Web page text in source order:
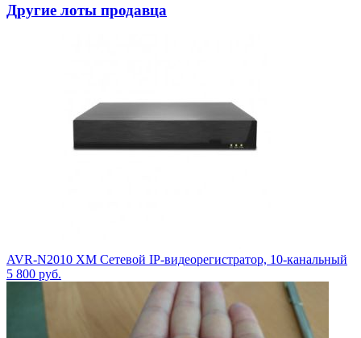
Другие лоты продавца
AVR-N2010 XM Сетевой IP-видеорегистратор, 10-канальный
5 800 руб.